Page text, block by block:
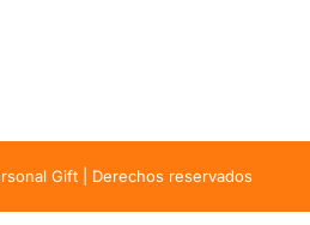
Gift | Derechos reservados